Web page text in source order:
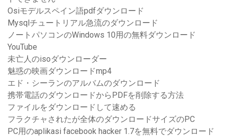
Osiモデルスペイン語pdfダウンロード
Mysqlチュートリアル急流のダウンロード
ノートパソコンのWindows 10用の無料ダウンロード
YouTube
未亡人のisoダウンローダー
魅惑の映画ダウンロードmp4
エド・シーランのアルバムのダウンロード
携帯電話のダウンロードからPDFを削除する方法
ファイルをダウンロードして速める
フラクチャされたが全体のダウンロードサイズのPC
PC用のaplikasi facebook hacker 1.7を無料でダウンロード